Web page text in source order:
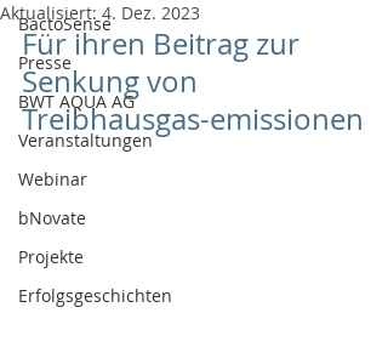
BactoSense
Presse
BWT AQUA AG
Veranstaltungen
Webinar
bNovate
Projekte
Erfolgsgeschichten
Aktualisiert: 4. Dez. 2023
Für ihren Beitrag zur
Senkung von
Treibhausgas-emissionen